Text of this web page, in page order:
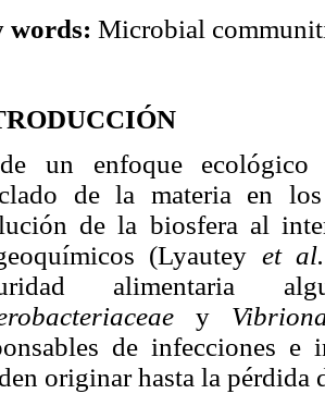
words: Microbial
un enfoque
de la materia en
de la biosfera al
(Lyautey et al.
alimentaria
y
de infecciones e
originar hasta la pérdida